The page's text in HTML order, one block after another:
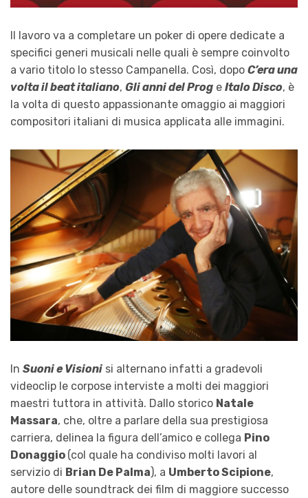
Il lavoro va a completare un poker di opere dedicate a
specifici generi musicali nelle quali è sempre coinvolto
a vario titolo lo stesso Campanella. Così, dopo C’era una
volta il beat italiano, Gli anni del Prog e Italo Disco, è
la volta di questo appassionante omaggio ai maggiori
compositori italiani di musica applicata alle immagini.
In Suoni e Visioni si alternano infatti a gradevoli
videoclip le corpose interviste a molti dei maggiori
maestri tuttora in attività. Dallo storico Natale
Massara, che, oltre a parlare della sua prestigiosa
carriera, delinea la figura dell’amico e collega Pino
Donaggio (col quale ha condiviso molti lavori al
servizio di Brian De Palma), a Umberto Scipione,
autore delle soundtrack dei film di maggiore successo